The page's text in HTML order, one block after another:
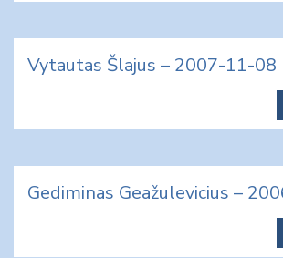
Vytautas Šlajus – 2007-11-08
Gediminas Geažulevicius –